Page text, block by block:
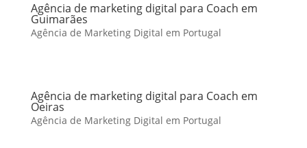
Agência de marketing digital para Coach em
Guimarães
Agência de Marketing Digital em Portugal
Agência de marketing digital para Coach em
Oeiras
Agência de Marketing Digital em Portugal